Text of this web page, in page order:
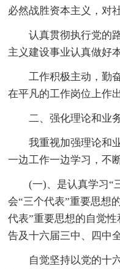
必然战胜资本主义，对
认真贯彻执行党的
主义建设事业认真做好
工作积极主动，勤
在平凡的工作岗位上作
二、强化理论和业
我重视加强理论和
一边工作一边学习，不
(一)、是认真学习“
会“三个代表”重要思想
代表”重要思想的自觉
告及十六届三中、四中
自觉坚持以党的十